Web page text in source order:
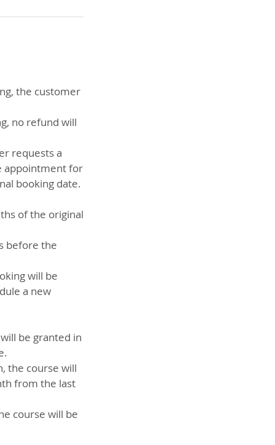
the customer
no refund will
requests a
appointment for
booking date.
of the original
before the
will be
a new
be granted in
the course will
from the last
course will be